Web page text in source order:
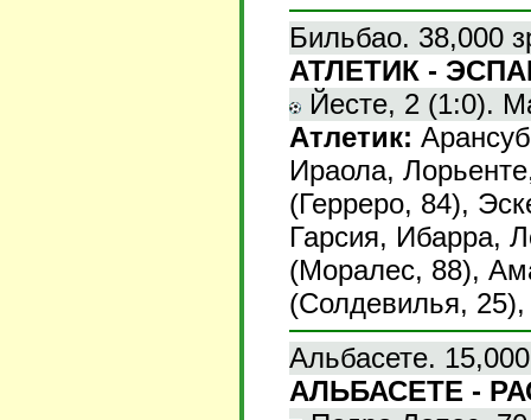
Бильбао. 38,000
АТЛЕТИК -
Йесте, 2 (1:0).
Атлетик:
Ираола,
(Герреро, 84),
Гарсия, Ибарра,
(Моралес, 88),
(Солдевилья, 25),
Альбасете.
АЛЬБАСЕТЕ -